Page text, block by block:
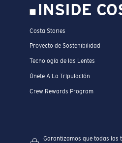
INSIDE
Costa Stories
Proyecto de Sostenibilidad
Tecnología de las Lentes
Únete A La Tripulación
Crew Rewards Program
Garantizamos que todas las